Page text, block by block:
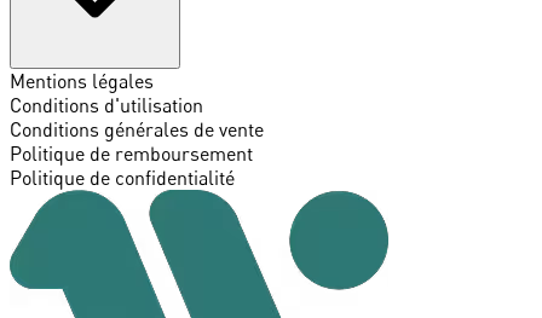
Mentions légales
Conditions d'utilisation
Conditions générales de vente
Politique de remboursement
Politique de confidentialité